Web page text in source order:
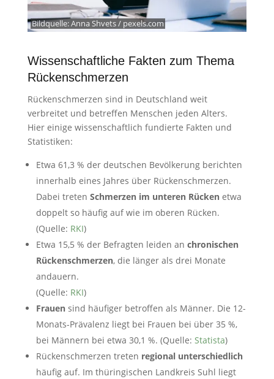
Bildquelle:Anna Shvets / pexels.com
Wissenschaftliche Fakten zum Thema
Rückenschmerzen
Rückenschmerzen sind in Deutschland weit
verbreitet und betreffen Menschen jeden Alters.
Hier einige wissenschaftlich fundierte Fakten und
Statistiken:
Etwa 61,3 % der deutschen Bevölkerung berichten
innerhalb eines Jahres über Rückenschmerzen.
Dabei treten Schmerzen im unteren Rückenetwa
doppelt so häufig auf wie im oberen Rücken.
(Quelle: RKI)
Etwa 15,5 % der Befragten leiden an chronischen
Rückenschmerzen, die länger als drei Monate
andauern.
(Quelle: RKI)
Frauensind häufiger betroffen als Männer. Die 12-
Monats-Prävalenz liegt bei Frauen bei über 35 %,
bei Männern bei etwa 30,1 %. (Quelle: Statista)
Rückenschmerzen treten regional unterschiedlich
häufig auf. Im thüringischen Landkreis Suhl liegt